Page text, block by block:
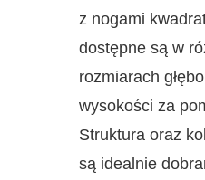
z nogami
dostępne są w
rozmiarach
wysokości za
Struktura oraz
są idealnie